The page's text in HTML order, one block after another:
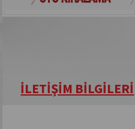
İLETİŞİM BİLGİLERİ